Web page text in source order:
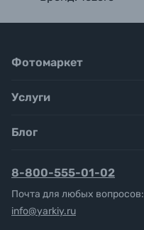
Фотомаркет
Услуги
Блог
8-800-555-01-02
Почта для любых вопросов:
info@yarkiy.ru